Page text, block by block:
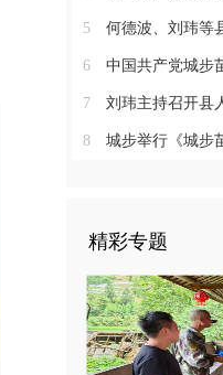
5 何德波、刘玮等县领导参加中国共
6 中国共产党城步苗族
7 刘玮主持召开县人
8 城步举行《城步苗族自治
精彩专题